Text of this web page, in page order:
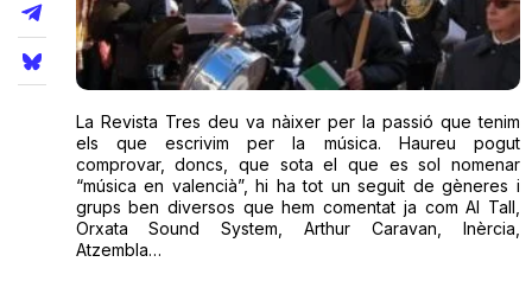
Llocs
La Revista Tres deu va nàixer per la passió que tenim
els que escrivim per la música. Haureu pogut
comprovar, doncs, que sota el que es sol nomenar
“música en valencià”, hi ha tot un seguit de gèneres i
grups ben diversos que hem comentat ja com Al Tall,
Orxata Sound System, Arthur Caravan, Inèrcia,
Atzembla…